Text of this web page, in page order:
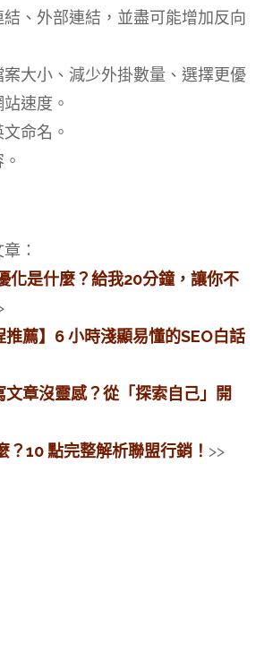
、外部連結，並盡可能增加反向
大小、減少外掛數量、選擇更優
速度。
命名。
：
化是什麼？給我20分鐘，讓你不
推薦】6 小時淺顯易懂的SEO白話
文章沒靈感？從「探索自己」開
？10 點完整解析聯盟行銷！ >>